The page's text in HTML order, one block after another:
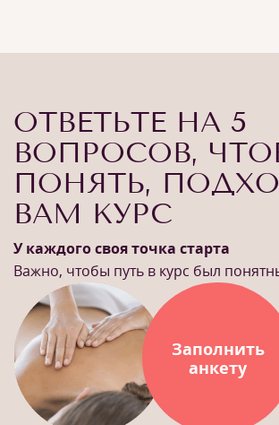
ОТВЕТЬТЕ НА 5
ВОПРОСОВ,
ПОНЯТЬ,
ВАМ КУРС
У каждого своя точка старта
Важно, чтобы путь в курс был
Заполнить
анкету